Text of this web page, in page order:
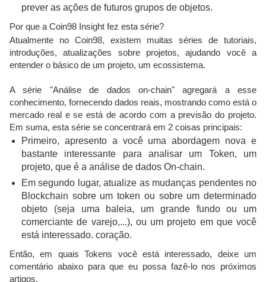
prever as ações de futuros grupos de objetos.
Por que a Coin98 Insight fez esta série?
Atualmente no Coin98, existem muitas séries de tutoriais,
introduções, atualizações sobre projetos, ajudando você a
entender o básico de um projeto, um ecossistema.
A série "Análise de dados on-chain" agregará a esse
conhecimento, fornecendo dados reais, mostrando como está o
mercado real e se está de acordo com a previsão do projeto.
Em suma, esta série se concentrará em 2 coisas principais:
Primeiro, apresento a você uma abordagem nova e
bastante interessante para analisar um Token, um
projeto, que é a análise de dados On-chain.
Em segundo lugar, atualize as mudanças pendentes no
Blockchain sobre um token ou sobre um determinado
objeto (seja uma baleia, um grande fundo ou um
comerciante de varejo,...), ou um projeto em que você
está interessado. coração.
Então, em quais Tokens você está interessado, deixe um
comentário abaixo para que eu possa fazê-lo nos próximos
artigos.